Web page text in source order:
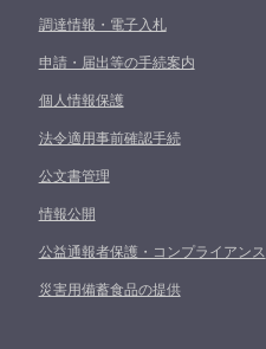
調達情報・電子入札
申請・届出等の手続案内
個人情報保護
法令適用事前確認手続
公文書管理
情報公開
公益通報者保護・コンプライアンス
災害用備蓄食品の提供